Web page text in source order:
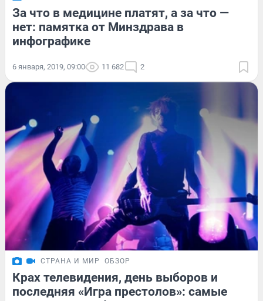
За что в медицине платят, а за что —
нет: памятка от Минздрава в
инфографике
6 января, 2019, 09:00 11 682 2
СТРАНА И МИР ОБЗОР
Крах телевидения, день выборов и
последняя «Игра престолов»: самые